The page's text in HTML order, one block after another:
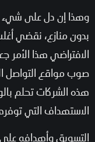
وهذا إن دل على شيء
بدون منازع، نقضي
الافتراضي هذا الأمر
صوب مواقع التواصل
هذه الشركات تحلم
الاستهداف التي
التسويق وأهدافه على